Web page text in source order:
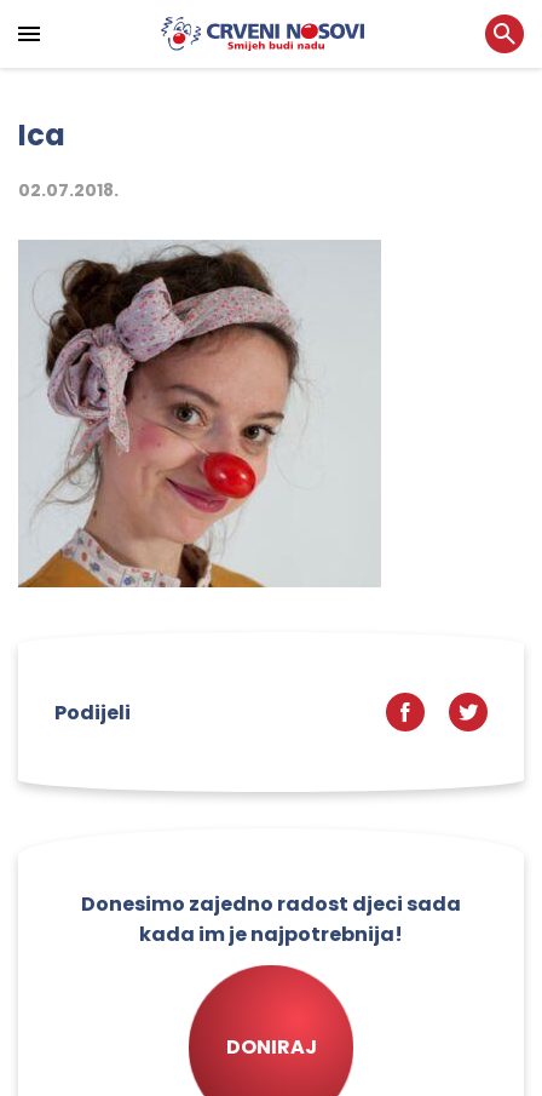
Ica
02.07.2018.
Podijeli
Donesimo zajedno radost djeci sada
kada im je najpotrebnija!
DONIRAJ